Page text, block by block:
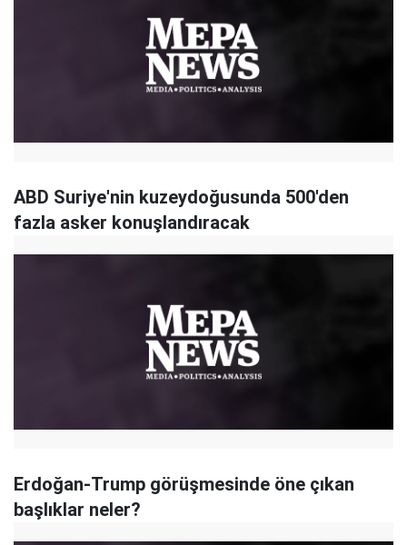
ABD Suriye'nin kuzeydoğusunda 500'den
fazla asker konuşlandıracak
Erdoğan-Trump görüşmesinde öne çıkan
başlıklar neler?